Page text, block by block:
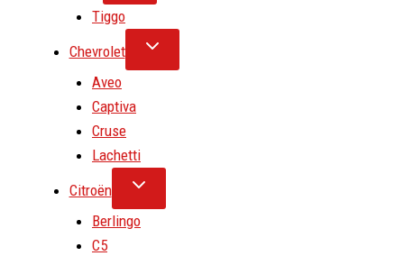
Tiggo
Chevrolet
Aveo
Captiva
Cruse
Lachetti
Citroën
Berlingo
C5